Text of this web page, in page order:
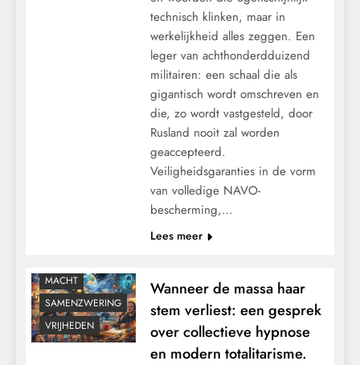
technisch klinken, maar in
werkelijkheid alles zeggen. Een
leger van achthonderdduizend
militairen: een schaal die als
gigantisch wordt omschreven en
die, zo wordt vastgesteld, door
Rusland nooit zal worden
geaccepteerd.
Veiligheidsgaranties in de vorm
van volledige NAVO-
bescherming,…
Lees meer
MACHT
SAMENZWERING
VRIJHEDEN
Wanneer de massa haar
stem verliest: een gesprek
over collectieve hypnose
en modern totalitarisme.